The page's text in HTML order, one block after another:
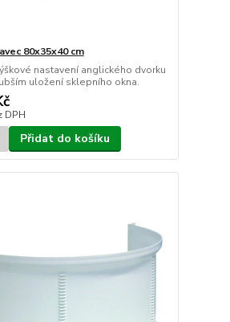
80x35x40 cm
nastavení anglického dvorku
uložení sklepního okna.
DPH
Přidat do košíku